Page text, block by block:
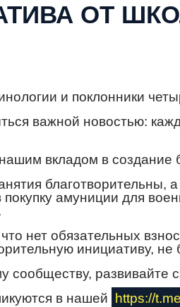
ОТ
и поклонники
важной новостью:
вкладом в
амуниции для
нет обязательных
инициативу,
сообществу,
в нашей
https://